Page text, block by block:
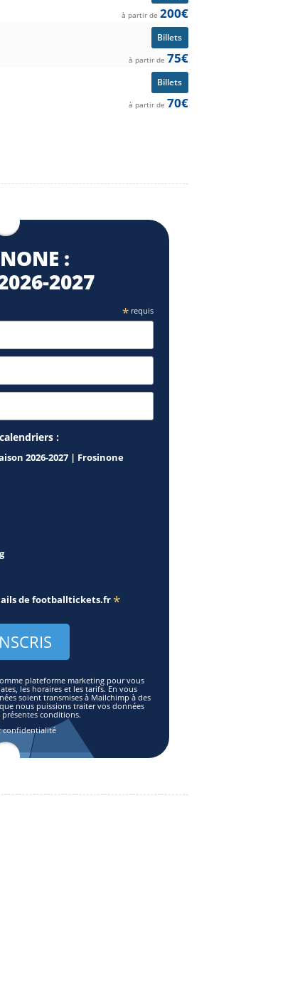
à partir de 200€
Billets
à partir de 75€
Billets
à partir de 70€
:
2027
* requis
:
2026-2027 | Frosinone
defootballtickets.fr *
plateforme marketing pour vous
les horaires et les tarifs. En vous
soient transmises à Mailchimp à des
nous puissions traiter vos données
conditions.
confidentialité